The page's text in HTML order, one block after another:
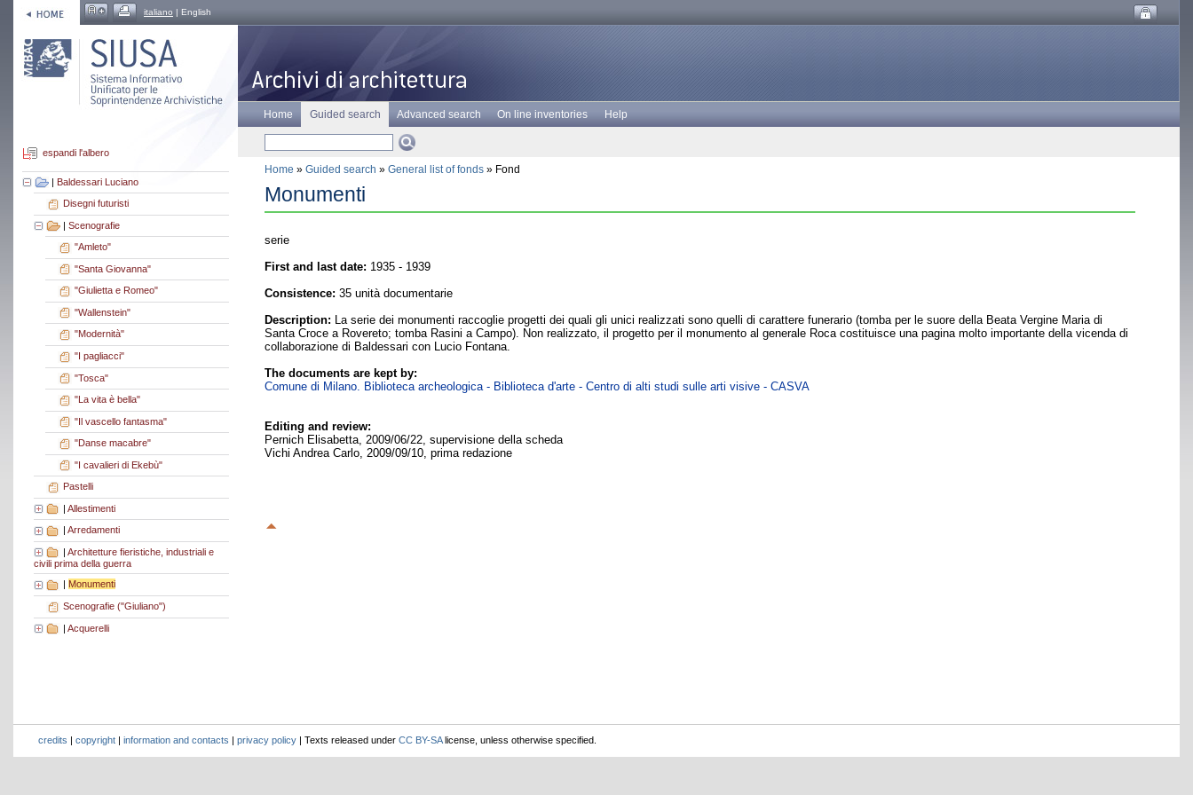
italiano | English
espandi l'albero
| Baldessari Luciano
Disegni futuristi
| Scenografie
"Amleto"
"Santa Giovanna"
"Giulietta e Romeo"
"Wallenstein"
"Modernità"
"I pagliacci"
"Tosca"
"La vita è bella"
"Il vascello fantasma"
"Danse macabre"
"I cavalieri di Ekebù"
Pastelli
| Allestimenti
Arredamenti
| Architetture fieristiche, industriali e
civili prima della guerra
Monumenti
Scenografie ("Giuliano")
| Acquerelli
Home Guided search Advanced search On line inventories Help
Home » Guided search » General list of fonds » Fond
Monumenti
serie
First and last date: 1935 - 1939
Consistence: 35 unità documentarie
Description: La serie dei monumenti raccoglie progetti dei quali gli unici realizzati sono quelli di carattere funerario (tomba per le suore della Beata Vergine Maria di
Santa Croce a Rovereto; tomba Rasini a Campo). Non realizzato, il progetto per il monumento al generale Roca costituisce una pagina molto importante della vicenda di
collaborazione di Baldessari con Lucio Fontana.
The documents are kept by:
Comune di Milano. Biblioteca archeologica - Biblioteca d'arte - Centro di alti studi sulle arti visive - CASVA
Editing and review:
Pernich Elisabetta, 2009/06/22, supervisione della scheda
Vichi Andrea Carlo, 2009/09/10, prima redazione
credits | copyright | information and contacts | privacy policy | Texts released under CC BY-SAlicense, unless otherwise specified.